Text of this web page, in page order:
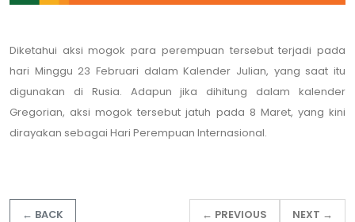
Diketahui aksi mogok para perempuan tersebut terjadi pada
hari Minggu 23 Februari dalam Kalender Julian, yang saat itu
digunakan di Rusia. Adapun jika dihitung dalam kalender
Gregorian, aksi mogok tersebut jatuh pada 8 Maret, yang kini
dirayakan sebagai Hari Perempuan Internasional.
← BACK ← PREVIOUS NEXT →